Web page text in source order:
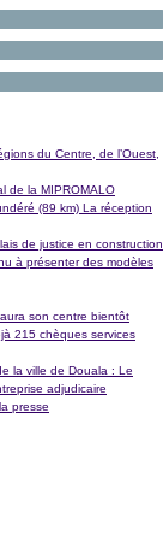
du Centre, de l’Ouest,
de la MIPROMALO
(89 km) La réception
de justice en construction
à présenter des modèles
son centre bientôt
215 chèques services
la ville de Douala : Le
adjudicaire
presse